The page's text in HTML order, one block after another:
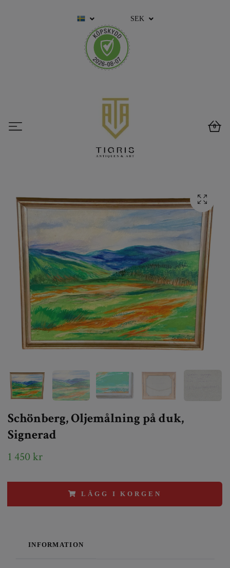
SEK
0
Schönberg, Oljemålning på duk,
Signerad
1 450 kr
LÄGG I KORGEN
INFORMATION